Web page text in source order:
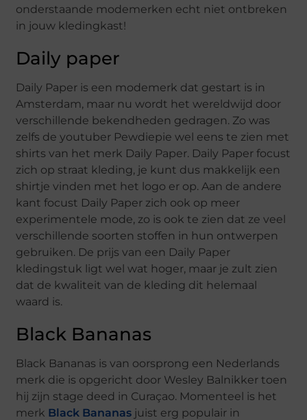
onderstaande modemerken echt niet ontbreken
in jouw kledingkast!
Daily paper
Daily Paper is een modemerk dat gestart is in
Amsterdam, maar nu wordt het wereldwijd door
verschillende bekendheden gedragen. Zo was
zelfs de youtuber Pewdiepie wel eens te zien met
shirts van het merk Daily Paper. Daily Paper focust
zich op straat kleding, je kunt dus makkelijk een
shirtje vinden met het logo er op. Aan de andere
kant focust Daily Paper zich ook op meer
experimentele mode, zo is ook te zien dat ze veel
verschillende soorten stoffen in hun ontwerpen
gebruiken. De prijs van een Daily Paper
kledingstuk ligt wel wat hoger, maar je zult zien
dat de kwaliteit van de kleding dit helemaal
waard is.
Black Bananas
Black Bananas is van oorsprong een Nederlands
merk die is opgericht door Wesley Balnikker toen
hij zijn stage deed in Curaçao. Momenteel is het
merk Black Bananas juist erg populair in